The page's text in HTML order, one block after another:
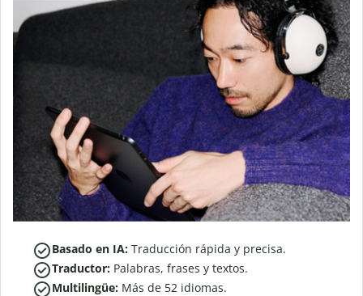
Basado en IA: Traducción rápida y precisa.
Traductor: Palabras, frases y textos.
Multilingüe: Más de 52 idiomas.